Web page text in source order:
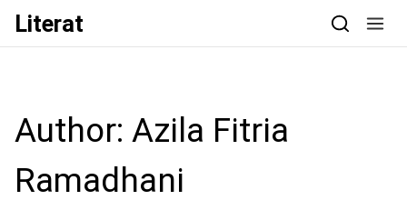
Skip to content
Literat
Author: Azila Fitria
Ramadhani